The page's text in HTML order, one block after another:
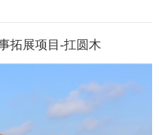
拓展项目-扛圆木